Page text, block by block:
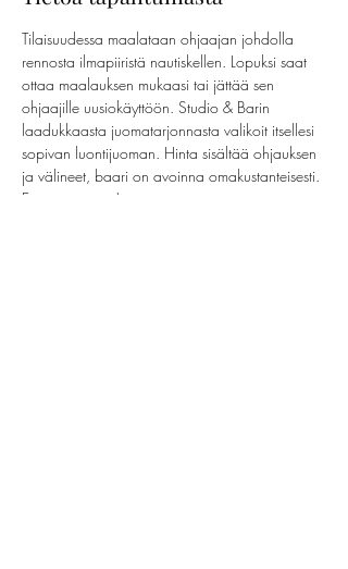
Tilaisuudessa maalataan ohjaajan johdolla
rennosta ilmapiiristä nautiskellen. Lopuksi saat
ottaa maalauksen mukaasi tai jättää sen
ohjaajille uusiokäyttöön. Studio & Barin
laadukkaasta juomatarjonnasta valikoit itsellesi
sopivan luontijuoman. Hinta sisältää ohjauksen
ja välineet, baari on avoinna omakustanteisesti.
Ei omia juomia!